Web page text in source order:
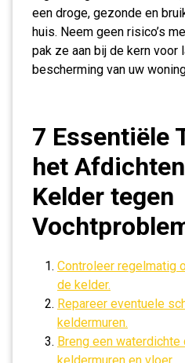
een droge, gezonde en
huis. Neem geen risico’s
pak ze aan bij de kern voor
bescherming van uw
7 Essentiële
het
Kelder tegen
Controleer regelmatig
de kelder.
Repareer eventuele
keldermuren.
Breng een waterdichte